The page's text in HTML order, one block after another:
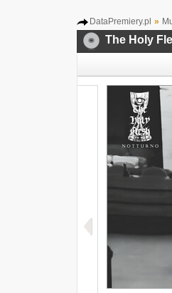
DataPremiery.pl »
The Holy